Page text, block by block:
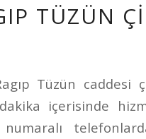
TÜZÜN
Tüzün caddesi
içerisinde
numaralı